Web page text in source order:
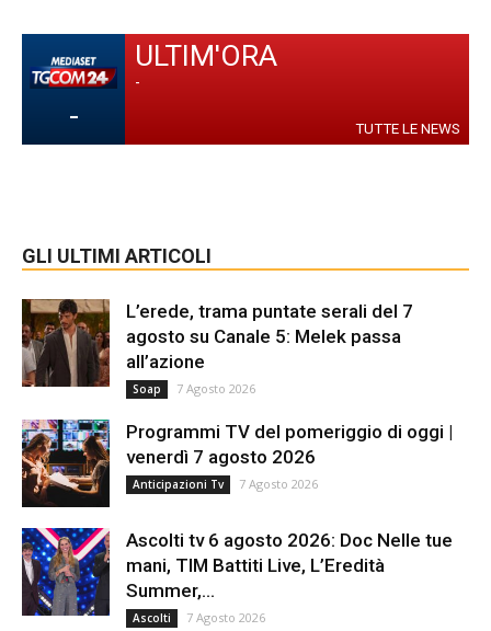
-
ULTIM'ORA
-
TUTTE LE NEWS
GLI ULTIMI ARTICOLI
L’erede, trama puntate serali del 7
agosto su Canale 5: Melek passa
all’azione
Soap 7 Agosto 2026
Programmi TV del pomeriggio di oggi |
venerdì 7 agosto 2026
Anticipazioni Tv 7 Agosto 2026
Ascolti tv 6 agosto 2026: Doc Nelle tue
mani, TIM Battiti Live, L’Eredità
Summer,...
Ascolti 7 Agosto 2026